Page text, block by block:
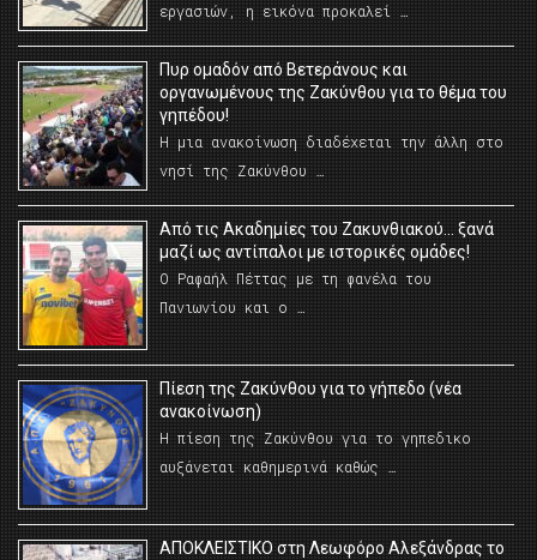
εργασιών, η εικόνα προκαλεί …
Πυρ ομαδόν από Βετεράνους και
οργανωμένους της Ζακύνθου για το θέμα του
γηπέδου!
Η μια ανακοίνωση διαδέχεται την άλλη στο
νησί της Ζακύνθου …
Από τις Ακαδημίες του Ζακυνθιακού… ξανά
μαζί ως αντίπαλοι με ιστορικές ομάδες!
Ο Ραφαήλ Πέττας με τη φανέλα του
Πανιωνίου και ο …
Πίεση της Ζακύνθου για το γήπεδο (νέα
ανακοίνωση)
Η πίεση της Ζακύνθου για το γηπεδικο
αυξάνεται καθημερινά καθώς …
AΠΟΚΛΕΙΣΤΙΚΟ στη Λεωφόρο Αλεξάνδρας το